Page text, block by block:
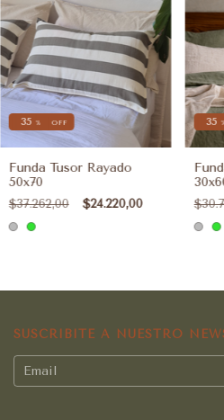
35 % OFF
Funda Tusor Rayado
50x70
$37.262,00 $24.220,00
35
SUSCRIBITE A NUESTRO